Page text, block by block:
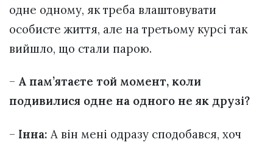
одне одному, як треба влаштовувати
особисте життя, але на третьому курсі так
вийшло, що стали парою.
– А пам’ятаєте той момент, коли
подивилися одне на одного не як друзі?
– Інна: А він мені одразу сподобався, хоч